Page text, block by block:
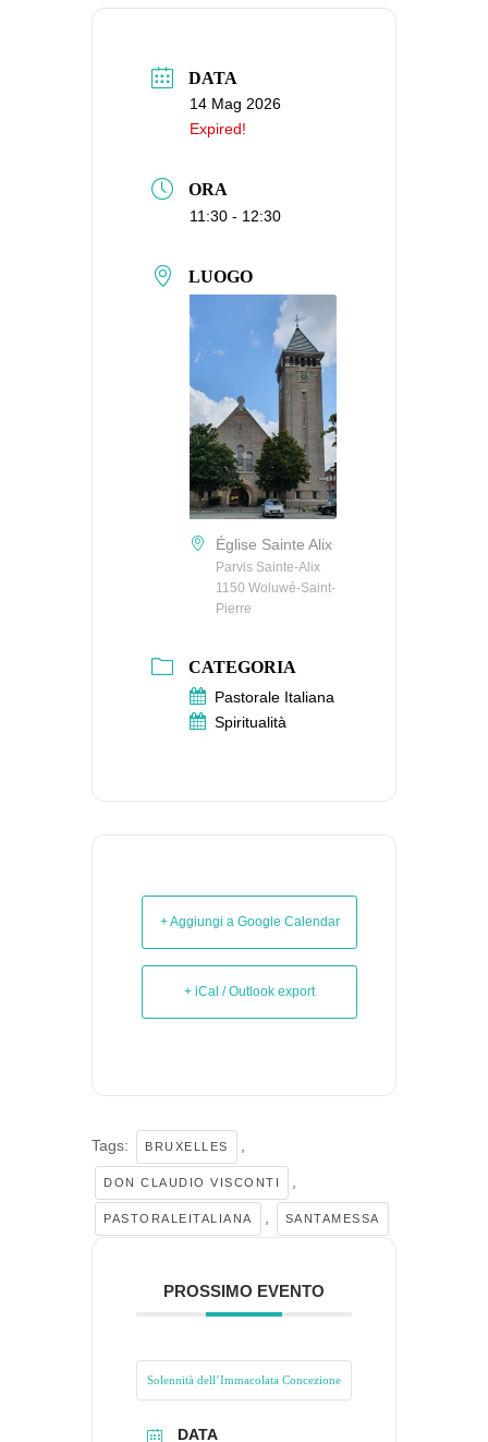
DATA
14 Mag 2026
Expired!
ORA
11:30 - 12:30
LUOGO
Église Sainte Alix
Parvis Sainte-Alix
1150 Woluwé-Saint-
Pierre
CATEGORIA
Pastorale Italiana
Spiritualità
+ Aggiungi a Google Calendar
+ iCal / Outlook export
Tags: BRUXELLES ,
DON CLAUDIO VISCONTI ,
PASTORALEITALIANA , SANTAMESSA
PROSSIMO EVENTO
Solennità dell’Immacolata Concezione
DATA